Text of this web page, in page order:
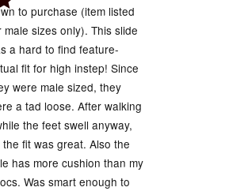
to purchase (item listed
male sizes only). This slide
a hard to find feature-
fit for high instep! Since
were male sized, they
a tad loose. After walking
the feet swell anyway,
the fit was great. Also the
has more cushion than my
Was smart enough to